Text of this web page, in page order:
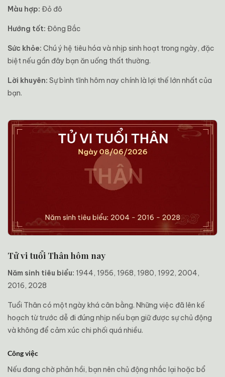
Màu hợp: Đỏ đô
Hướng tốt: Đông Bắc
Sức khỏe: Chú ý hệ tiêu hóa và nhịp sinh hoạt trong ngày, đặc
biệt nếu gần đây bạn ăn uống thất thường.
Lời khuyên: Sự bình tĩnh hôm nay chính là lợi thế lớn nhất của
bạn.
Tử vi tuổi Thân hôm nay
Năm sinh tiêu biểu: 1944, 1956, 1968, 1980, 1992, 2004,
2016, 2028
Tuổi Thân có một ngày khá cân bằng. Những việc đã lên kế
hoạch từ trước dễ đi đúng nhịp nếu bạn giữ được sự chủ động
và không để cảm xúc chi phối quá nhiều.
Công việc
Nếu đang chờ phản hồi, bạn nên chủ động nhắc lại hoặc bổ